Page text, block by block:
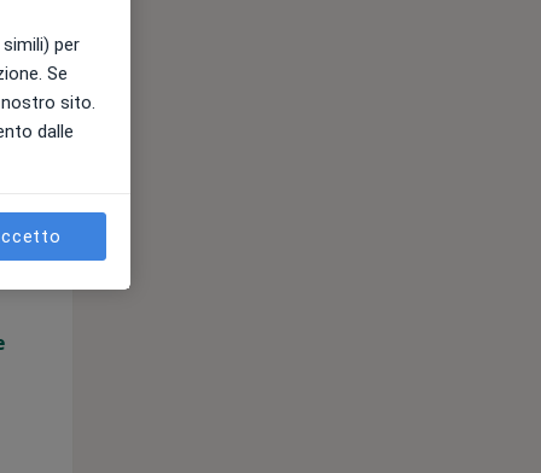
13 Ago
per
Se
sito.
dalle